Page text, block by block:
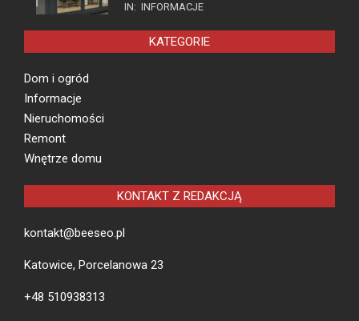
IN: INFORMACJE
KATEGORIE
Dom i ogród
Informacje
Nieruchomości
Remont
Wnętrze domu
KONTAKT Z REDAKCJĄ
kontakt@beeseo.pl
Katowice, Porcelanowa 23
+48 510938313